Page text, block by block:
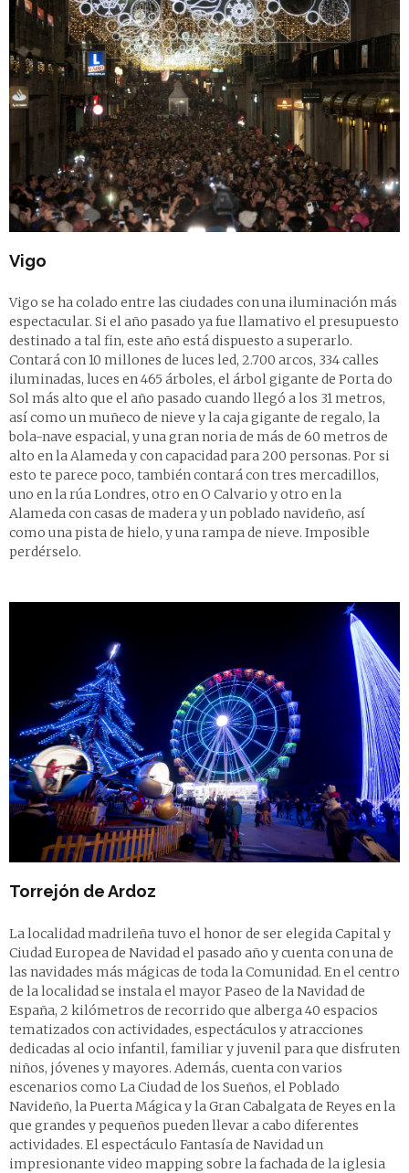
Vigo
Vigo se ha colado entre las ciudades con una iluminación más
espectacular. Si el año pasado ya fue llamativo el presupuesto
destinado a tal fin, este año está dispuesto a superarlo.
Contará con 10 millones de luces led, 2.700 arcos, 334 calles
iluminadas, luces en 465 árboles, el árbol gigante de Porta do
Sol más alto que el año pasado cuando llegó a los 31 metros,
así como un muñeco de nieve y la caja gigante de regalo, la
bola-nave espacial, y una gran noria de más de 60 metros de
alto en la Alameda y con capacidad para 200 personas. Por si
esto te parece poco, también contará con tres mercadillos,
uno en la rúa Londres, otro en O Calvario y otro en la
Alameda con casas de madera y un poblado navideño, así
como una pista de hielo, y una rampa de nieve. Imposible
perdérselo.
Torrejón de Ardoz
La localidad madrileña tuvo el honor de ser elegida Capital y
Ciudad Europea de Navidad el pasado año y cuenta con una de
las navidades más mágicas de toda la Comunidad. En el centro
de la localidad se instala el mayor Paseo de la Navidad de
España, 2 kilómetros de recorrido que alberga 40 espacios
tematizados con actividades, espectáculos y atracciones
dedicadas al ocio infantil, familiar y juvenil para que disfruten
niños, jóvenes y mayores. Además, cuenta con varios
escenarios como La Ciudad de los Sueños, el Poblado
Navideño, la Puerta Mágica y la Gran Cabalgata de Reyes en la
que grandes y pequeños pueden llevar a cabo diferentes
actividades. El espectáculo Fantasía de Navidad un
impresionante video mapping sobre la fachada de la iglesia